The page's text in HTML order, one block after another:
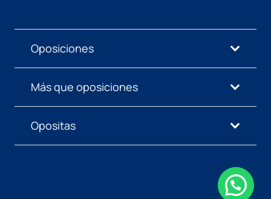
Oposiciones
Más que oposiciones
Opositas